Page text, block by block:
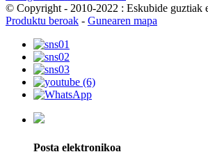
© Copyright - 2010-2022 : Eskubide guztiak
Produktu beroak - Gunearen mapa
Posta elektronikoa